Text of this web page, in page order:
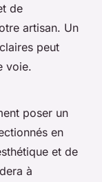
de
artisan. Un
peut
voie.
poser un
en
et de
à